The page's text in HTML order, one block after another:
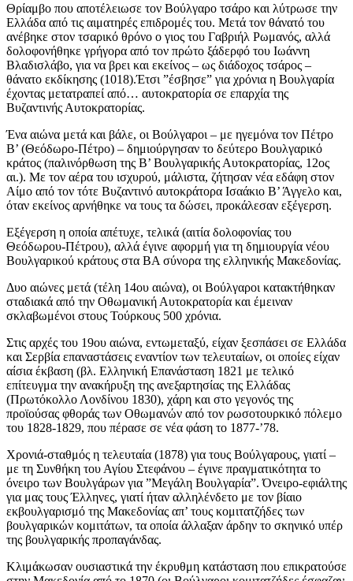
Θρίαμβο που αποτέλειωσε τον Βούλγαρο τσάρο και λύτρωσε την
Ελλάδα από τις αιματηρές επιδρομές του. Μετά τον θάνατό του
ανέβηκε στον τσαρικό θρόνο ο γιος του Γαβριήλ Ρωμανός, αλλά
δολοφονήθηκε γρήγορα από τον πρώτο ξάδερφό του Ιωάννη
Βλαδισλάβο, για να βρει και εκείνος – ως διάδοχος τσάρος –
θάνατο εκδίκησης (1018).Έτσι ”έσβησε” για χρόνια η Βουλγαρία
έχοντας μετατραπεί από… αυτοκρατορία σε επαρχία της
Βυζαντινής Αυτοκρατορίας.
Ένα αιώνα μετά και βάλε, οι Βούλγαροι – με ηγεμόνα τον Πέτρο
Β’ (Θεόδωρο-Πέτρο) – δημιούργησαν το δεύτερο Βουλγαρικό
κράτος (παλινόρθωση της Β’ Βουλγαρικής Αυτοκρατορίας, 12ος
αι.). Με τον αέρα του ισχυρού, μάλιστα, ζήτησαν νέα εδάφη στον
Αίμο από τον τότε Βυζαντινό αυτοκράτορα Ισαάκιο Β’ Άγγελο και,
όταν εκείνος αρνήθηκε να τους τα δώσει, προκάλεσαν εξέγερση.
Εξέγερση η οποία απέτυχε, τελικά (αιτία δολοφονίας του
Θεόδωρου-Πέτρου), αλλά έγινε αφορμή για τη δημιουργία νέου
Βουλγαρικού κράτους στα ΒΑ σύνορα της ελληνικής Μακεδονίας.
Δυο αιώνες μετά (τέλη 14ου αιώνα), οι Βούλγαροι κατακτήθηκαν
σταδιακά από την Οθωμανική Αυτοκρατορία και έμειναν
σκλαβωμένοι στους Τούρκους 500 χρόνια.
Στις αρχές του 19ου αιώνα, εντωμεταξύ, είχαν ξεσπάσει σε Ελλάδα
και Σερβία επαναστάσεις εναντίον των τελευταίων, οι οποίες είχαν
αίσια έκβαση (βλ. Ελληνική Επανάσταση 1821 με τελικό
επίτευγμα την ανακήρυξη της ανεξαρτησίας της Ελλάδας
(Πρωτόκολλο Λονδίνου 1830), χάρη και στο γεγονός της
προϊούσας φθοράς των Οθωμανών από τον ρωσοτουρκικό πόλεμο
του 1828-1829, που πέρασε σε νέα φάση το 1877-’78.
Χρονιά-σταθμός η τελευταία (1878) για τους Βούλγαρους, γιατί –
με τη Συνθήκη του Αγίου Στεφάνου – έγινε πραγματικότητα το
όνειρο των Βουλγάρων για ”Μεγάλη Βουλγαρία”. Όνειρο-εφιάλτης
για μας τους Έλληνες, γιατί ήταν αλληλένδετο με τον βίαιο
εκβουλγαρισμό της Μακεδονίας απ’ τους κομιτατζήδες των
βουλγαρικών κομιτάτων, τα οποία άλλαξαν άρδην το σκηνικό υπέρ
της βουλγαρικής προπαγάνδας.
Κλιμάκωσαν ουσιαστικά την έκρυθμη κατάσταση που επικρατούσε